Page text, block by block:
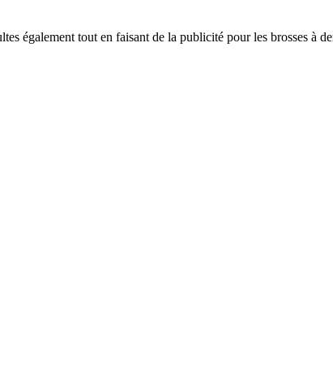
également tout en faisant de la publicité pour les brosses à